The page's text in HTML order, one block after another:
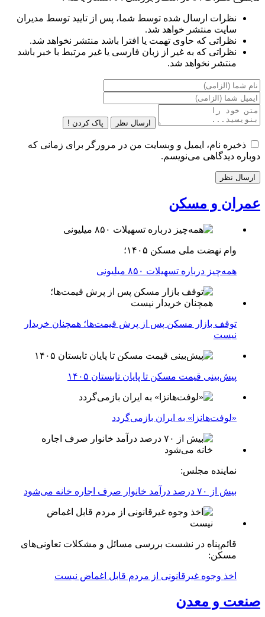
نظرات ارسال شده توسط شما، پس از تایید توسط مدیران
سایت منتشر خواهد شد.
نظراتی که حاوی تهمت یا افترا باشد منتشر نخواهد شد.
نظراتی که به غیر از زبان فارسی یا غیر مرتبط با خبر باشد
منتشر نخواهد شد.
ارسال نظر پاک کردن !
ذخیره نام، ایمیل و وبسایت من در مرورگر برای زمانی که
دوباره دیدگاهی می‌نویسم.
عمران و مسکن
وام نهضت ملی مسکن ۱۴۰۵؛
همه‌چیز درباره تسهیلات ۸۵۰ میلیونی
توقف بازار مسکن پس از پرش قیمت‌ها؛ همچنان خریدار
نیست
پیش‌بینی قیمت مسکن تا پایان تابستان ۱۴۰۵
«لوفت‌هانزا» به ایران بازمی‌گردد
نماینده مجلس:
بیش از ۷۰ درصد درآمد خانوار صرف اجاره خانه می‌شود
قائم‌پناه در نشست بررسی مسائل و مشکلات تعاونی‌های
مسکن:
اخذ وجوه غیرقانونی از مردم قابل اغماض نیست
صنعت و معدن